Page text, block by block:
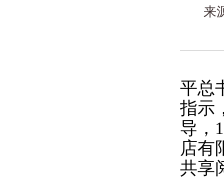
来
平总
指示
导，
店有
共享